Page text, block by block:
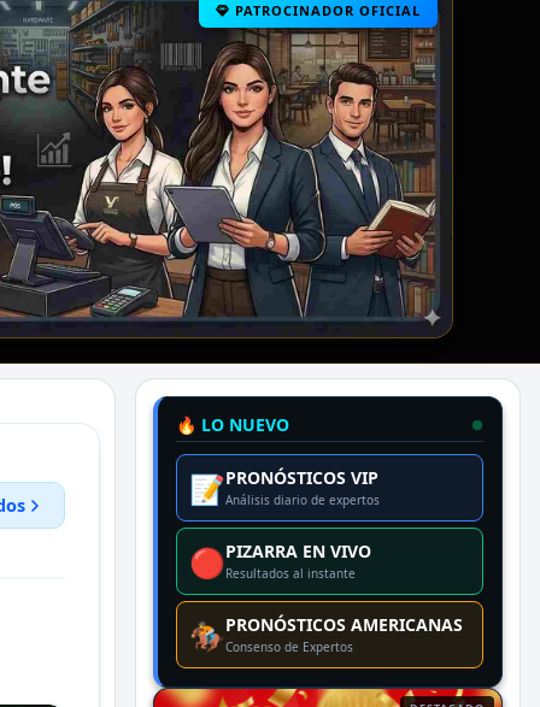
PATROCINADOR OFICIAL
🔥 LO NUEVO
📝PRONÓSTICOS VIP
Análisis diario de expertos
🔴PIZARRA EN VIVO
Resultados al instante
🏇PRONÓSTICOS AMERICANAS
Consenso de Expertos